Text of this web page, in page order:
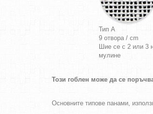
Тип A
9 отвора / cm
Шие се с 2 или 3
мулине
Този гоблен може да се
Основните типове панами,